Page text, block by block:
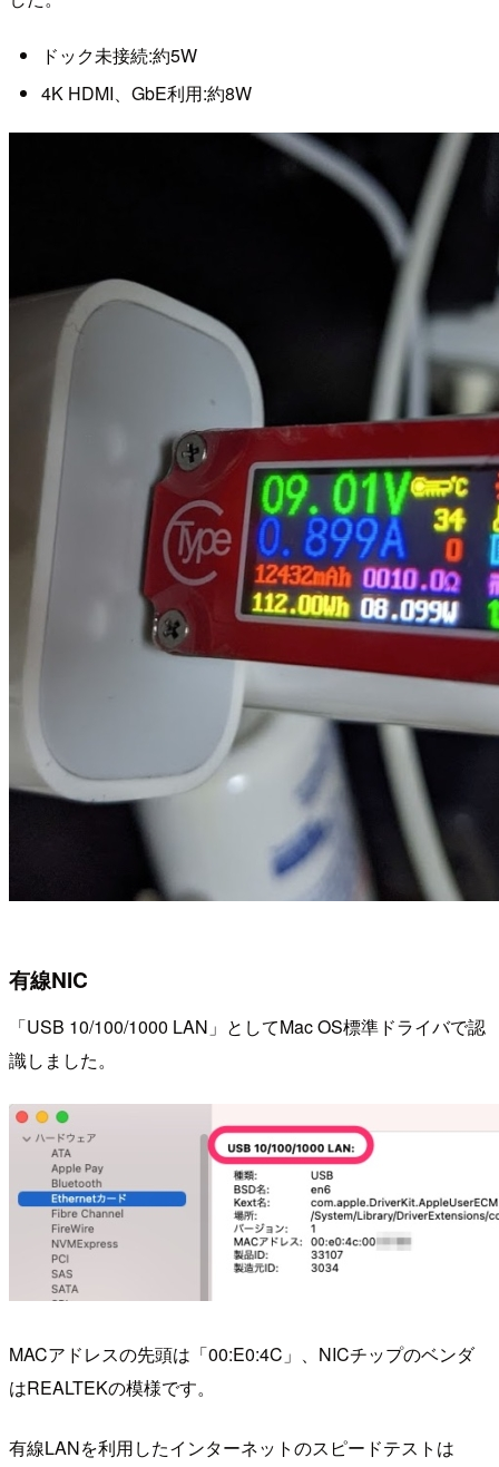
ドック未接続:約5W
4K HDMI、GbE利用:約8W
有線NIC
「USB 10/100/1000 LAN」としてMac OS標準ドライバで認
識しました。
MACアドレスの先頭は「00:E0:4C」、NICチップのベンダ
はREALTEKの模様です。
有線LANを利用したインターネットのスピードテストは